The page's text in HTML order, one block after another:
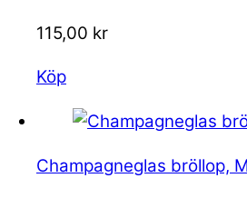
115,00 kr
Köp
Champagneglas bröllop,